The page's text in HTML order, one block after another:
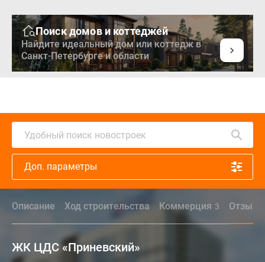
Поиск домов и коттеджей
Найдите идеальный дом или коттедж в
Санкт-Петербурге и области
Удобный поиск новостроек
Доп. параметры
Описание Ход строительства Коммерция 3 Отзывы
ЖК ЦДС «Приневский»